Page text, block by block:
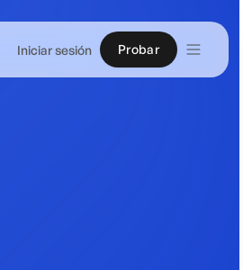
Iniciar sesión Probar